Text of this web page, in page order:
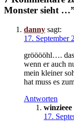
Monster sieht
danny sagt:
17. September
grööööhl…. das
wenn er auch
mein kleiner
hat muss es
Antworten
winzieee
17.